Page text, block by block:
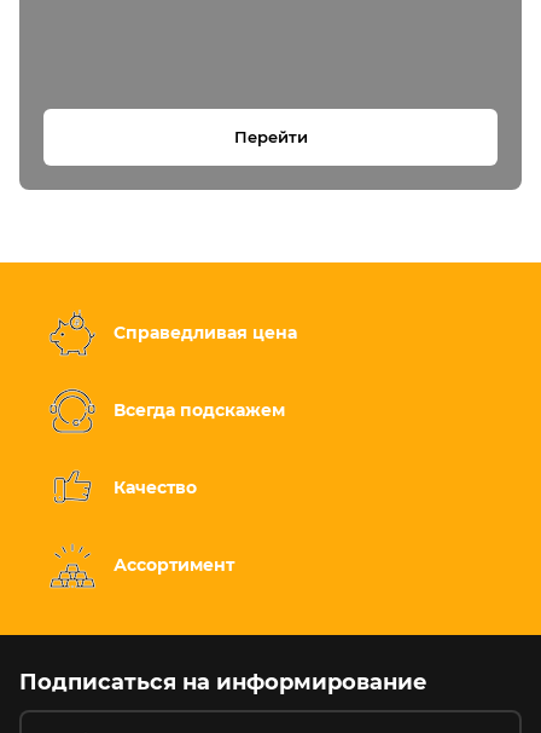
Перейти
Справедливая цена
Всегда подскажем
Качество
Ассортимент
Подписаться на информирование